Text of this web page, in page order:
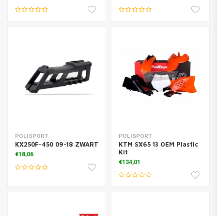
POLISPORT
KX250F-450 09-18 ZWART
€18,06
POLISPORT
KTM SX65 13 OEM Plastic
Kit
€134,01